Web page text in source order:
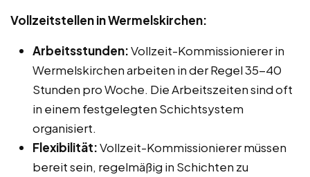
Vollzeitstellen in Wermelskirchen:
Arbeitsstunden:Vollzeit-Kommissionierer in
Wermelskirchen arbeiten in der Regel 35-40
Stunden pro Woche. Die Arbeitszeiten sind oft
in einem festgelegten Schichtsystem
organisiert.
Flexibilität:Vollzeit-Kommissionierer müssen
bereit sein, regelmäßig in Schichten zu